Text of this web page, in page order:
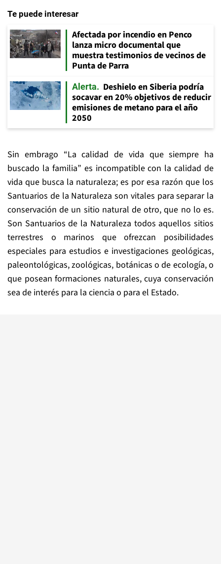
Te puede interesar
Afectada por incendio en Penco
lanza micro documental que
muestra testimonios de vecinos de
Punta de Parra
Alerta
Deshielo en Siberia podría
socavar en 20% objetivos de reducir
emisiones de metano para el año
2050
Sin embrago “La calidad de vida que siempre ha
buscado la familia” es incompatible con la calidad de
vida que busca la naturaleza; es por esa razón que los
Santuarios de la Naturaleza son vitales para separar la
conservación de un sitio natural de otro, que no lo es.
Son Santuarios de la Naturaleza todos aquellos sitios
terrestres o marinos que ofrezcan posibilidades
especiales para estudios e investigaciones geológicas,
paleontológicas, zoológicas, botánicas o de ecología, o
que posean formaciones naturales, cuya conservación
sea de interés para la ciencia o para el Estado.